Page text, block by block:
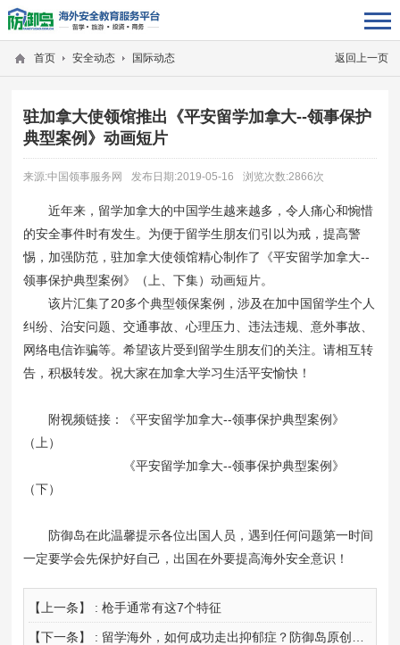
返回上一页
首页 安全动态 国际动态
驻加拿大使领馆推出《平安留学加拿大--领事保护
典型案例》动画短片
来源:中国领事服务网 发布日期:2019-05-16 浏览次数:2866次
近年来，留学加拿大的中国学生越来越多，令人痛心和惋惜
的安全事件时有发生。为便于留学生朋友们引以为戒，提高警
惕，加强防范，驻加拿大使领馆精心制作了《平安留学加拿大--
领事保护典型案例》（上、下集）动画短片。
该片汇集了20多个典型领保案例，涉及在加中国留学生个人
纠纷、治安问题、交通事故、心理压力、违法违规、意外事故、
网络电信诈骗等。希望该片受到留学生朋友们的关注。请相互转
告，积极转发。祝大家在加拿大学习生活平安愉快！
附视频链接 ：《平安留学加拿大--领事保护典型案例》
（上）
《平安留学加拿大--领事保护典型案例》
（下）
防御岛在此温馨提示各位出国人员，遇到任何问题第一时间
一定要学会先保护好自己，出国在外要提高海外安全意识！
【上一条】 :枪手通常有这7个特征
【下一条】 : 留学海外，如何成功走出抑郁症？防御岛原创分享